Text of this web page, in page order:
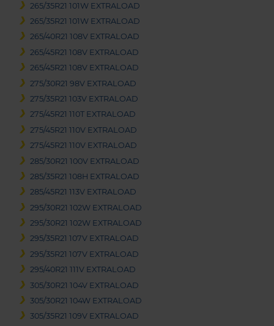
265/35R21 101W EXTRALOAD
265/35R21 101W EXTRALOAD
265/40R21 108V EXTRALOAD
265/45R21 108V EXTRALOAD
265/45R21 108V EXTRALOAD
275/30R21 98V EXTRALOAD
275/35R21 103V EXTRALOAD
275/45R21 110T EXTRALOAD
275/45R21 110V EXTRALOAD
275/45R21 110V EXTRALOAD
285/30R21 100V EXTRALOAD
285/35R21 108H EXTRALOAD
285/45R21 113V EXTRALOAD
295/30R21 102W EXTRALOAD
295/30R21 102W EXTRALOAD
295/35R21 107V EXTRALOAD
295/35R21 107V EXTRALOAD
295/40R21 111V EXTRALOAD
305/30R21 104V EXTRALOAD
305/30R21 104W EXTRALOAD
305/35R21 109V EXTRALOAD